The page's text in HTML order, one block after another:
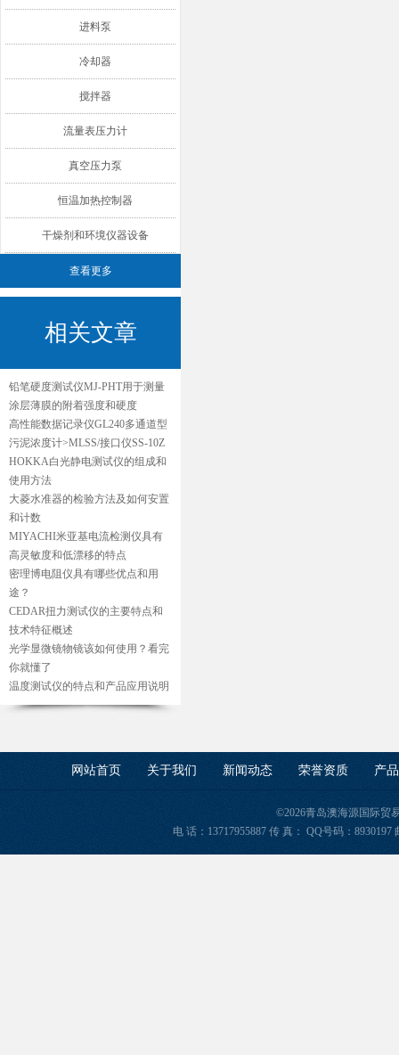
进料泵
冷却器
搅拌器
流量表压力计
真空压力泵
恒温加热控制器
干燥剂和环境仪器设备
查看更多
相关文章
铅笔硬度测试仪MJ-PHT用于测量
涂层薄膜的附着强度和硬度
高性能数据记录仪GL240多通道型
污泥浓度计>MLSS/接口仪SS-10Z
HOKKA白光静电测试仪的组成和
使用方法
大菱水准器的检验方法及如何安置
和计数
MIYACHI米亚基电流检测仪具有
高灵敏度和低漂移的特点
密理博电阻仪具有哪些优点和用
途？
CEDAR扭力测试仪的主要特点和
技术特征概述
光学显微镜物镜该如何使用？看完
你就懂了
温度测试仪的特点和产品应用说明
网站首页 关于我们 新闻动态 荣誉资质 产
©2026青岛澳海源国际贸
电 话：13717955887 传 真： QQ号码：